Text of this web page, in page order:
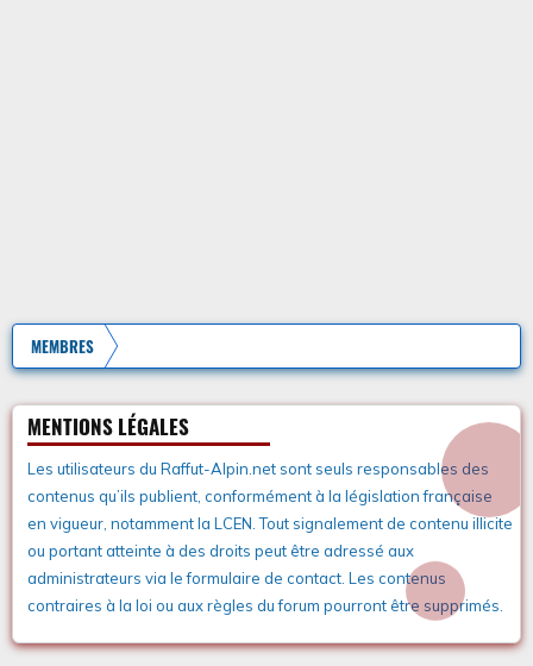
MEMBRES
MENTIONS LÉGALES
Les utilisateurs du Raffut-Alpin.net sont seuls responsables des
contenus qu’ils publient, conformément à la législation française
en vigueur, notamment la LCEN. Tout signalement de contenu illicite
ou portant atteinte à des droits peut être adressé aux
administrateurs via le formulaire de contact. Les contenus
contraires à la loi ou aux règles du forum pourront être supprimés.